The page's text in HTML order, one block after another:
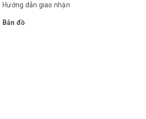
Hướng dẫn giao nhận
Bản đồ